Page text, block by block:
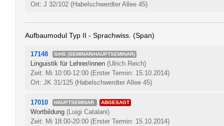
Ort: J 32/102 (Habelschwerdter Allee 45)
Aufbaumodul Typ II - Sprachwiss. (Span)
17148 S/HS (SEMINAR/HAUPTSEMINAR)
Linguistik für Lehrer/innen (Ulrich Reich)
Zeit: Mi 10:00-12:00 (Erster Termin: 15.10.2014)
Ort: JK 31/125 (Habelschwerdter Allee 45)
17010 HAUPTSEMINAR ABGESAGT
Wortbildung (Luigi Catalani)
Zeit: Mi 18:00-20:00 (Erster Termin: 15.10.2014)